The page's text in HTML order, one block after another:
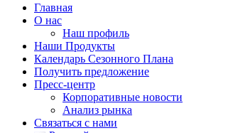
Главная
О нас
Наш профиль
Наши Продукты
Календарь Сезонного Плана
Получить предложение
Пресс-центр
Корпоративные новости
Анализ рынка
Связаться с нами